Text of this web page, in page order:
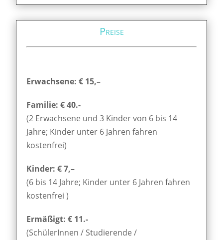
Preise
Erwachsene: € 15,–
Familie: € 40.-
(2 Erwachsene und 3 Kinder von 6 bis 14
Jahre; Kinder unter 6 Jahren fahren
kostenfrei)
Kinder: € 7,–
(6 bis 14 Jahre; Kinder unter 6 Jahren fahren
kostenfrei )
Ermäßigt: € 11.-
(SchülerInnen / Studierende /